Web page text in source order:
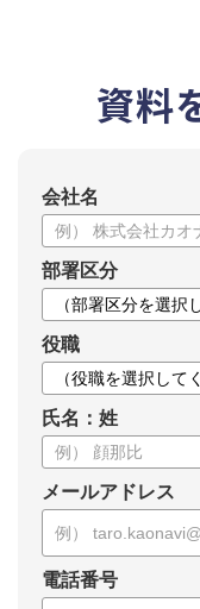
資料
会社名
部署区分
役職
氏名：姓
メールアドレス
電話番号